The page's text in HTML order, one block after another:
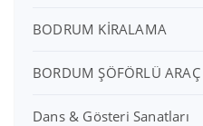
BODRUM KİRALAMA
BORDUM ŞÖFÖRLÜ
Dans & Gösteri Sanatları